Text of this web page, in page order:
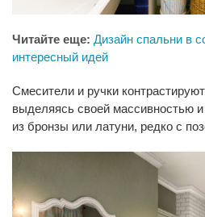
Читайте еще: Дизайн спальни в
интересный идей
Смесители и ручки
выделяясь своей массивностью
из бронзы или латуни, редко с